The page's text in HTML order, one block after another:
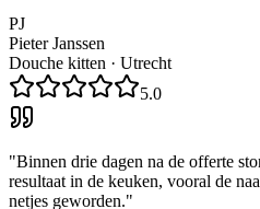
PJ
Pieter Janssen
Douche kitten · Utrecht
5.0
"Binnen drie dagen na de offerte
resultaat in de keuken, vooral de
netjes geworden."